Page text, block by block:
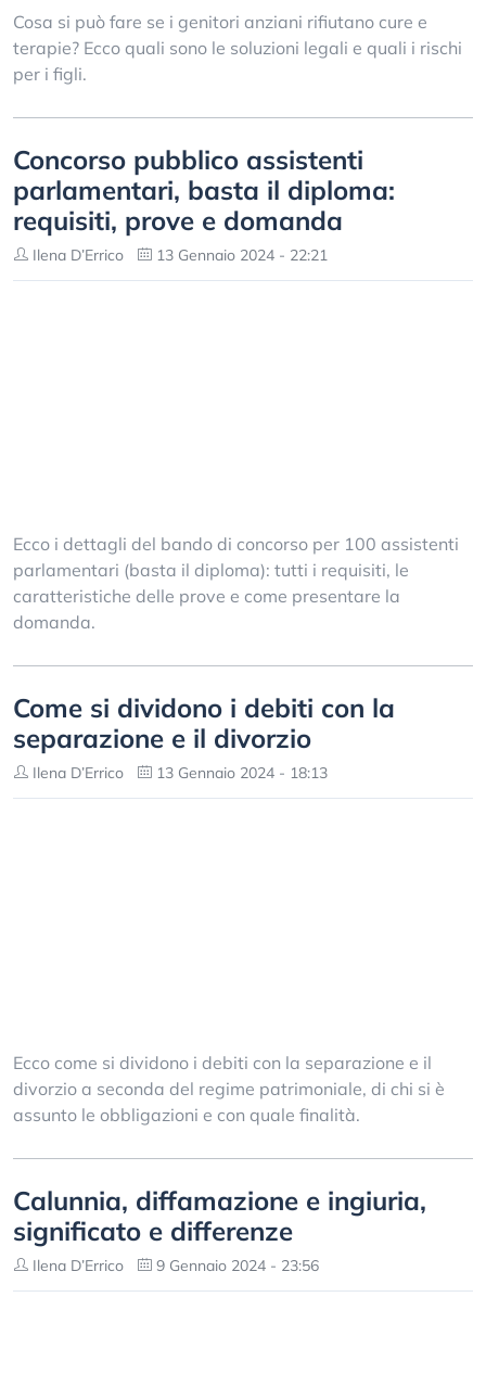
Cosa si può fare se i genitori anziani rifiutano cure e
terapie? Ecco quali sono le soluzioni legali e quali i rischi
per i figli.
Concorso pubblico assistenti
parlamentari, basta il diploma:
requisiti, prove e domanda
Ilena D’Errico 13 Gennaio 2024 - 22:21
Ecco i dettagli del bando di concorso per 100 assistenti
parlamentari (basta il diploma): tutti i requisiti, le
caratteristiche delle prove e come presentare la
domanda.
Come si dividono i debiti con la
separazione e il divorzio
Ilena D’Errico 13 Gennaio 2024 - 18:13
Ecco come si dividono i debiti con la separazione e il
divorzio a seconda del regime patrimoniale, di chi si è
assunto le obbligazioni e con quale finalità.
Calunnia, diffamazione e ingiuria,
significato e differenze
Ilena D’Errico 9 Gennaio 2024 - 23:56